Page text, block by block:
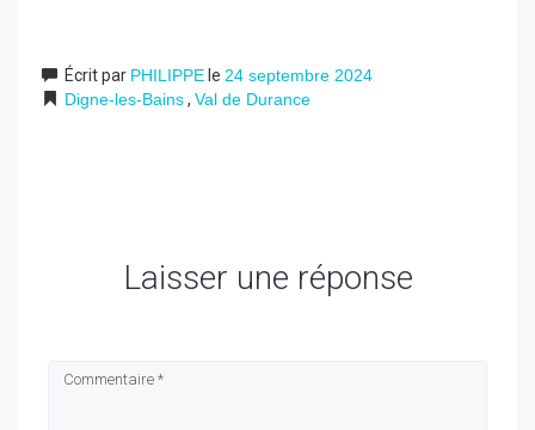
Écrit par PHILIPPE le 24 septembre 2024
Digne-les-Bains, Val de Durance
Laisser une réponse